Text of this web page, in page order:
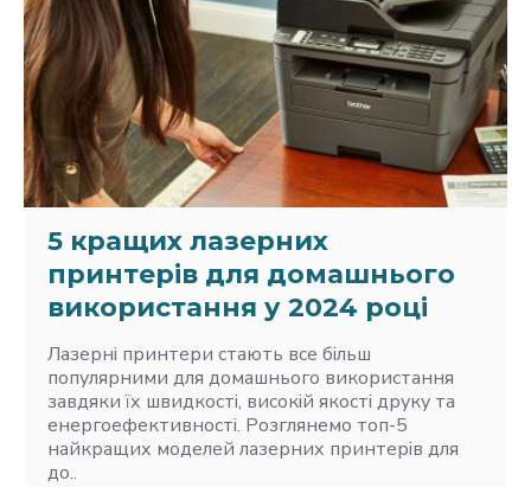
5 кращих лазерних
принтерів для домашнього
використання у 2024 році
Лазерні принтери стають все більш
популярними для домашнього використання
завдяки їх швидкості, високій якості друку та
енергоефективності. Розглянемо топ-5
найкращих моделей лазерних принтерів для
до..